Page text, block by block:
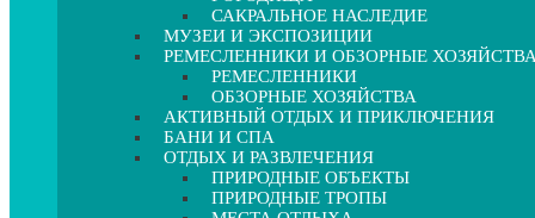
САКРАЛЬНОЕ НАСЛЕДИЕ
МУЗЕИ И ЭКСПОЗИЦИИ
РЕМЕСЛЕННИКИ И ОБЗОРНЫЕ ХОЗЯЙСТВА
РЕМЕСЛЕННИКИ
ОБЗОРНЫЕ ХОЗЯЙСТВА
АКТИВНЫЙ ОТДЫХ И ПРИКЛЮЧЕНИЯ
БАНИ И СПА
ОТДЫХ И РАЗВЛЕЧЕНИЯ
ПРИРОДНЫЕ ОБЪЕКТЫ
ПРИРОДНЫЕ ТРОПЫ